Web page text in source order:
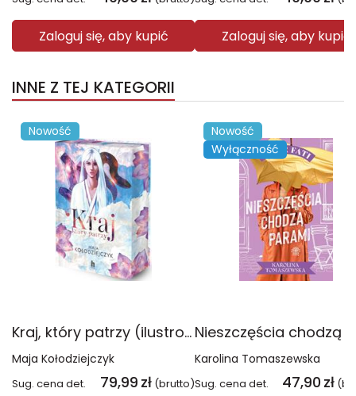
Zaloguj się, aby kupić Zaloguj się, aby kupić
INNE Z TEJ KATEGORII
Nowość
Kraj, który patrzy (ilustrowane brzegi)
Maja Kołodziejczyk
Sug. cena det. 79,99 zł (brutto)
Nowość
Wyłączność
Karolina Tomaszewska
Sug. cena det. 47,90 zł